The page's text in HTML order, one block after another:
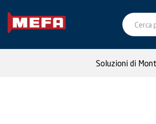
Soluzioni di